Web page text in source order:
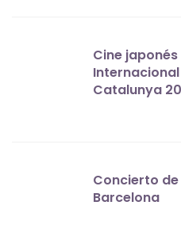
Cine
Catalunya
Concierto de
Barcelona